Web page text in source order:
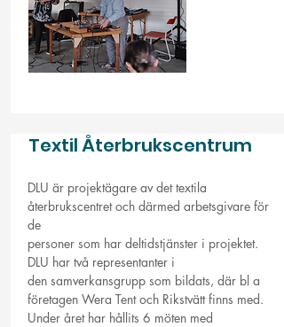
Textil Återbrukscentrum
DLU är projektägare av det textila
återbrukscentret och därmed arbetsgivare för
de
personer som har deltidstjänster i projektet.
DLU har två representanter i
den samverkansgrupp som bildats, där bl a
företagen Wera Tent och Rikstvätt finns med.
Under året har hållits 6 möten med